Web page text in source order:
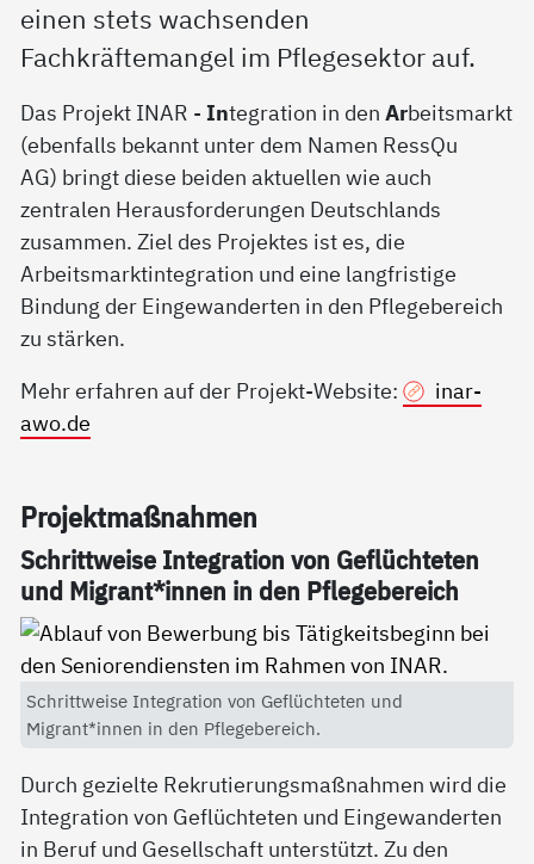
einen stets wachsenden
Fachkräftemangel im Pflegesektor auf.
Das Projekt INAR - Integration in denArbeitsmarkt
(ebenfalls bekannt unter dem Namen RessQu
AG) bringt diese beiden aktuellen wie auch
zentralen Herausforderungen Deutschlands
zusammen. Ziel des Projektes ist es, die
Arbeitsmarktintegration und eine langfristige
Bindung der Eingewanderten in den Pflegebereich
zu stärken.
Mehr erfahren auf der Projekt-Website:
inar-
awo.de
Pro­jekt­maß­nah­men
Schritt­wei­se In­te­g­ra­ti­on von Ge­flüch­te­ten
und Mi­grant*in­nen in den Pf­le­ge­be­reich
Schrittweise Integration von Geflüchteten und
Migrant*innen in den Pflegebereich.
Durch gezielte Rekrutierungsmaßnahmen wird die
Integration von Geflüchteten und Eingewanderten
in Beruf und Gesellschaft unterstützt. Zu den